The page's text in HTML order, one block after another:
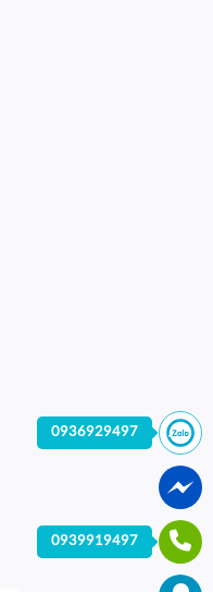
0936929497
0939919497